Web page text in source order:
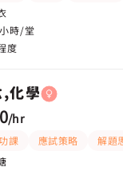
時/堂
度
,化學
/hr
課 應試策略 解題